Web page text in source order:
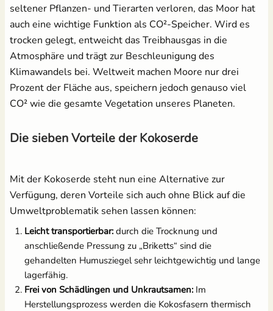
seltener Pflanzen- und Tierarten verloren, das Moor hat
auch eine wichtige Funktion als CO²-Speicher. Wird es
trocken gelegt, entweicht das Treibhausgas in die
Atmosphäre und trägt zur Beschleunigung des
Klimawandels bei. Weltweit machen Moore nur drei
Prozent der Fläche aus, speichern jedoch genauso viel
CO² wie die gesamte Vegetation unseres Planeten.
Die sieben Vorteile der Kokoserde
Mit der Kokoserde steht nun eine Alternative zur
Verfügung, deren Vorteile sich auch ohne Blick auf die
Umweltproblematik sehen lassen können:
Leicht transportierbar: durch die Trocknung und
anschließende Pressung zu „Briketts“ sind die
gehandelten Humusziegel sehr leichtgewichtig und lange
lagerfähig.
Frei von Schädlingen und Unkrautsamen: Im
Herstellungsprozess werden die Kokosfasern thermisch